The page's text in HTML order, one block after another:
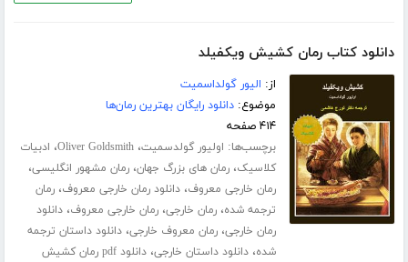
دانلود کتاب رمان کشیش ویکفیلد
از: الیور گولداسمیت
موضوع:دانلود رایگان بهترین رمان‌ها
۴۱۴ صفحه
برچسب‌ها: اولیور گولدسمیت،Oliver Goldsmith، ادبیات
کلاسیک،رمان های بزرگ جهان،رمان مشهور انگلیسی،
رمان خارجی معروف،دانلود رمان خارجی معروف،رمان
ترجمه شده،رمان خارجی،رمان خارجی معروف،دانلود
رمان خارجی،رمان معروف خارجی،دانلود داستان ترجمه
شده،دانلود داستان خارجی،
دانلود pdf رمان کشیش